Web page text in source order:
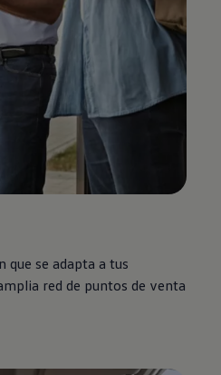
que se adapta a tus
red de puntos de venta